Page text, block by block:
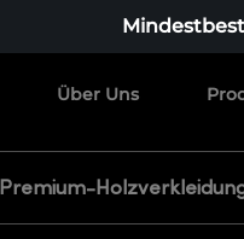
Über Uns
Premium-